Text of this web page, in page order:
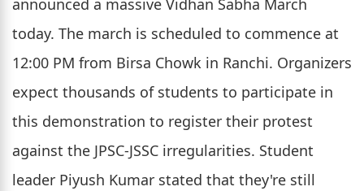
announced a massive Vidhan Sabha March
today. The march is scheduled to commence at
12:00 PM from Birsa Chowk in Ranchi. Organizers
expect thousands of students to participate in
this demonstration to register their protest
against the JPSC-JSSC irregularities. Student
leader Piyush Kumar stated that they're still